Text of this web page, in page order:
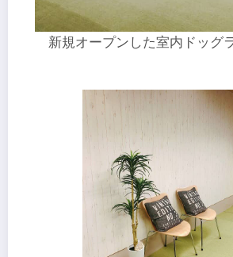
新規オープンした室内ドッグ